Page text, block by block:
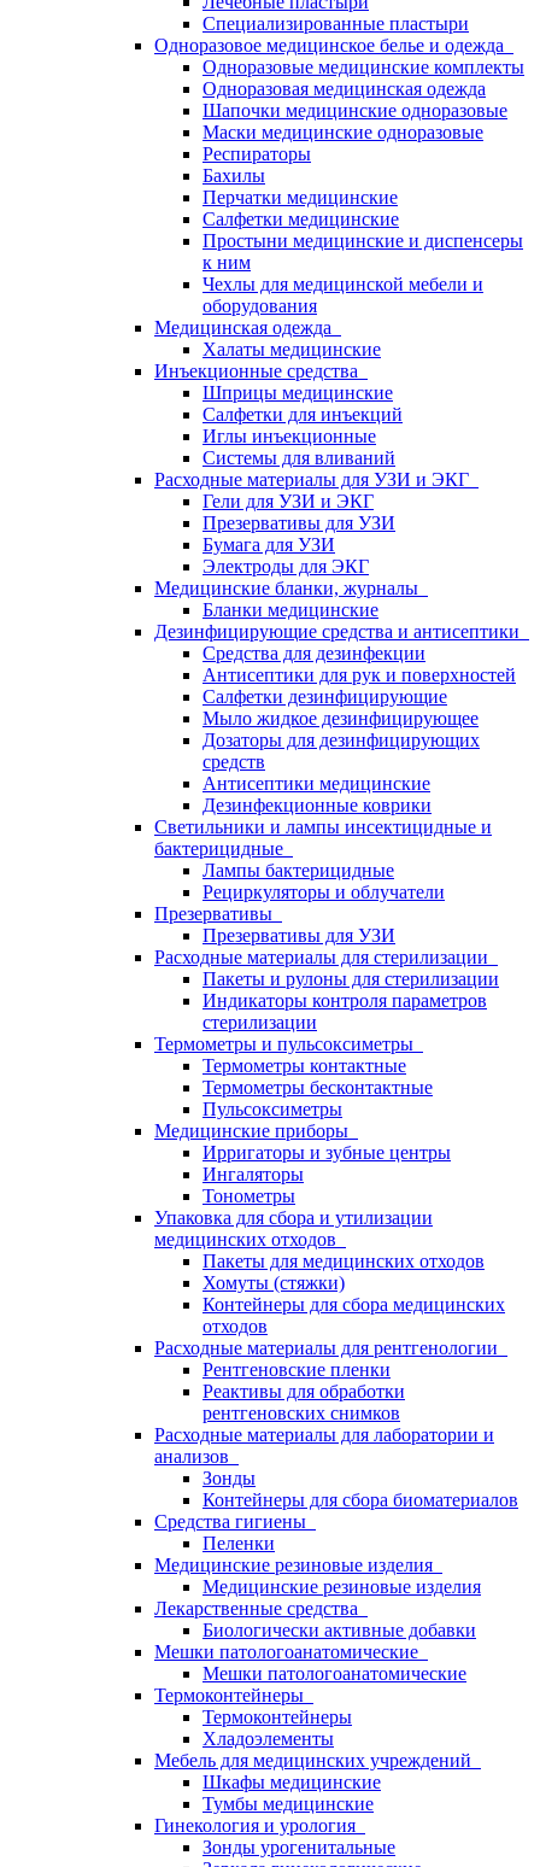
Специализированные пластыри
Одноразовое медицинское белье и одежда
Одноразовые медицинские комплекты
Одноразовая медицинская одежда
Шапочки медицинские одноразовые
Маски медицинские одноразовые
Респираторы
Бахилы
Перчатки медицинские
Салфетки медицинские
Простыни медицинские и диспенсеры
к ним
Чехлы для медицинской мебели и
оборудования
Медицинская одежда
Халаты медицинские
Инъекционные средства
Шприцы медицинские
Салфетки для инъекций
Иглы инъекционные
Системы для вливаний
Расходные материалы для УЗИ и ЭКГ
Гели для УЗИ и ЭКГ
Презервативы для УЗИ
Бумага для УЗИ
Электроды для ЭКГ
Медицинские бланки, журналы
Бланки медицинские
Дезинфицирующие средства и антисептики
Средства для дезинфекции
Антисептики для рук и поверхностей
Салфетки дезинфицирующие
Мыло жидкое дезинфицирующее
Дозаторы для дезинфицирующих
средств
Антисептики медицинские
Дезинфекционные коврики
Светильники и лампы инсектицидные и
бактерицидные
Лампы бактерицидные
Рециркуляторы и облучатели
Презервативы
Презервативы для УЗИ
Расходные материалы для стерилизации
Пакеты и рулоны для стерилизации
Индикаторы контроля параметров
стерилизации
Термометры и пульсоксиметры
Термометры контактные
Термометры бесконтактные
Пульсоксиметры
Медицинские приборы
Ирригаторы и зубные центры
Ингаляторы
Тонометры
Упаковка для сбора и утилизации
медицинских отходов
Пакеты для медицинских отходов
Хомуты (стяжки)
Контейнеры для сбора медицинских
отходов
Расходные материалы для рентгенологии
Рентгеновские пленки
Реактивы для обработки
рентгеновских снимков
Расходные материалы для лаборатории и
анализов
Зонды
Контейнеры для сбора биоматериалов
Средства гигиены
Пеленки
Медицинские резиновые изделия
Медицинские резиновые изделия
Лекарственные средства
Биологически активные добавки
Мешки патологоанатомические
Мешки патологоанатомические
Термоконтейнеры
Термоконтейнеры
Хладоэлементы
Мебель для медицинских учреждений
Шкафы медицинские
Тумбы медицинские
Гинекология и урология
Зонды урогенитальные